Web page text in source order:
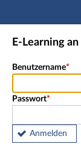
E-Learning
Benutzername
Passwort
Anmelden